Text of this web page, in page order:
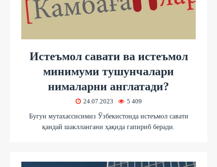
Истеъмол савати ва истеъмол
минимуми тушунчалари
нималарни англатади?
24.07.2023 5 409
Бугун мутахассисимиз Ўзбекистонда истеъмол савати
қандай шакллангани ҳақида гапириб беради.